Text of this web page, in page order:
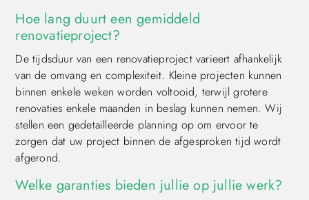
Hoe lang duurt een gemiddeld
renovatieproject?
De tijdsduur van een renovatieproject varieert afhankelijk
van de omvang en complexiteit. Kleine projecten kunnen
binnen enkele weken worden voltooid, terwijl grotere
renovaties enkele maanden in beslag kunnen nemen. Wij
stellen een gedetailleerde planning op om ervoor te
zorgen dat uw project binnen de afgesproken tijd wordt
afgerond.
Welke garanties bieden jullie op jullie werk?